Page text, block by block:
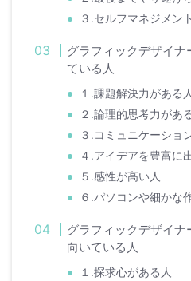
３.セルフマネジメン
グラフィックデザイ
ている人
１.課題解決力がある
２.論理的思考力があ
３.コミュニケーショ
４.アイデアを豊富に
５.感性が高い人
６.パソコンや細かな
グラフィックデザイ
向いている人
１.探求心がある人